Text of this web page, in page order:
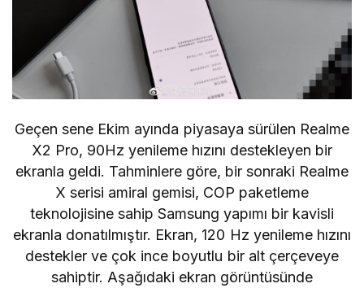
Geçen sene Ekim ayında piyasaya sürülen Realme
X2 Pro, 90Hz yenileme hızını destekleyen bir
ekranla geldi. Tahminlere göre, bir sonraki Realme
X serisi amiral gemisi, COP paketleme
teknolojisine sahip Samsung yapımı bir kavisli
ekranla donatılmıştır. Ekran, 120 Hz yenileme hızını
destekler ve çok ince boyutlu bir alt çerçeveye
sahiptir. Aşağıdaki ekran görüntüsünde